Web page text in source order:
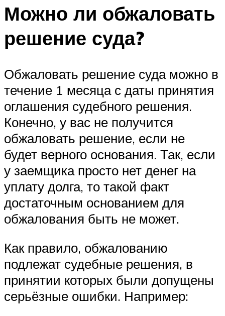
Можно ли обжаловать
решение суда?
Обжаловать решение суда можно в
течение 1 месяца с даты принятия
оглашения судебного решения.
Конечно, у вас не получится
обжаловать решение, если не
будет верного основания. Так, если
у заемщика просто нет денег на
уплату долга, то такой факт
достаточным основанием для
обжалования быть не может.
Как правило, обжалованию
подлежат судебные решения, в
принятии которых были допущены
серьёзные ошибки. Например: